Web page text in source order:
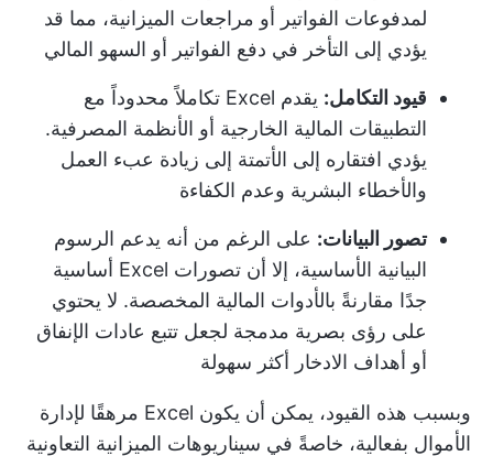
لمدفوعات الفواتير أو مراجعات الميزانية، مما قد
يؤدي إلى التأخر في دفع الفواتير أو السهو المالي
قيود التكامل:
يقدم Excel تكاملاً محدوداً مع
التطبيقات المالية الخارجية أو الأنظمة المصرفية.
يؤدي افتقاره إلى الأتمتة إلى زيادة عبء العمل
والأخطاء البشرية وعدم الكفاءة
تصور البيانات: على الرغم من أنه يدعم الرسوم
البيانية الأساسية، إلا أن تصورات Excel أساسية
جدًا مقارنةً بالأدوات المالية المخصصة. لا يحتوي
على رؤى بصرية مدمجة لجعل تتبع عادات الإنفاق
أو أهداف الادخار أكثر سهولة
وبسبب هذه القيود، يمكن أن يكون Excel مرهقًا لإدارة
الأموال بفعالية، خاصةً في سيناريوهات الميزانية التعاونية